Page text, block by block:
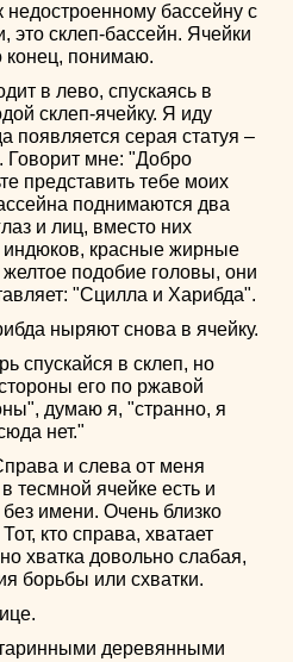
бассейну с
это склеп-бассейн. Ячейки
конец, понимаю.
в лево, спускаясь в
склеп-ячейку. Я иду
появляется серая статуя –
Говорит мне: "Добро
представить тебе моих
поднимаются два
и лиц, вместо них
индюков, красные жирные
подобие головы, они
"Сцилла и Харибда".
ныряют снова в ячейку.
спускайся в склеп, но
его по ржавой
думаю я, "странно, я
нет."
и слева от меня
тесмной ячейке есть и
имени. Очень близко
кто справа, хватает
хватка довольно слабая,
борьбы или схватки.
деревянными